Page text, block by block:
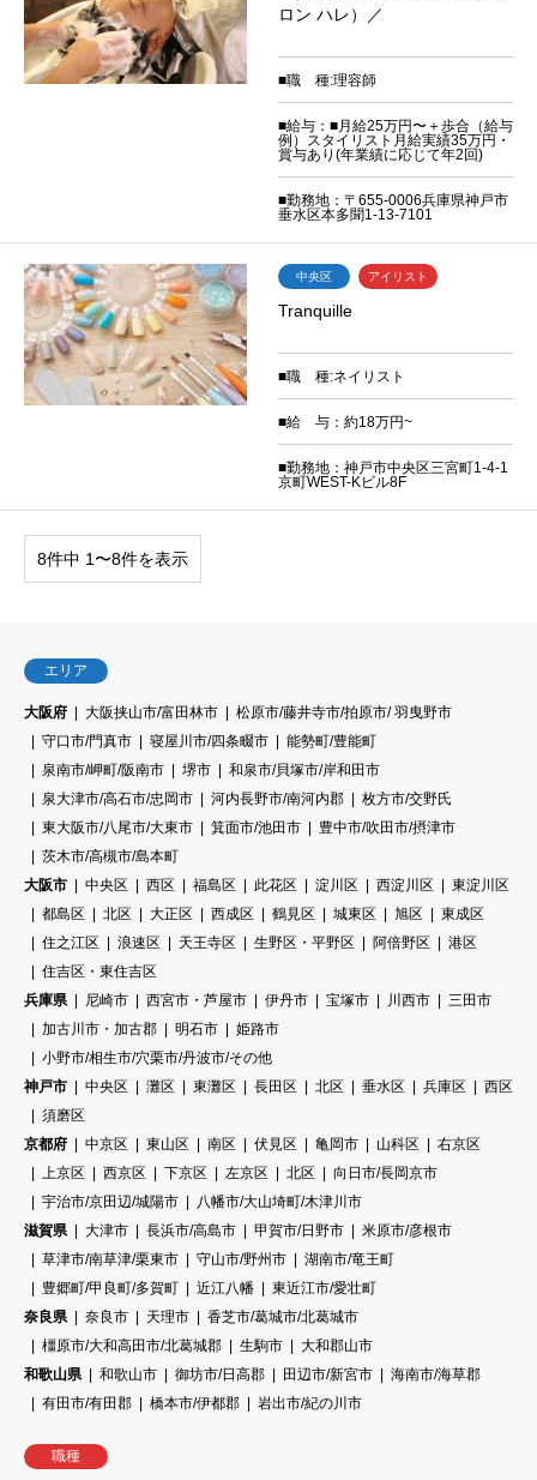
ロン ハレ）／
■職 種:理容師
■給与：■月給25万円〜＋歩合（給与
例）スタイリスト月給実績35万円・
賞与あり(年業績に応じて年2回)
■勤務地：〒655-0006兵庫県神戸市
垂水区本多聞1-13-7101
中央区 アイリスト
Tranquille
■職 種:ネイリスト
■給 与：約18万円~
■勤務地：神戸市中央区三宮町1-4-1
京町WEST-Kビル8F
8件中 1〜8件を表示
エリア
大阪府 大阪挟山市/富田林市
松原市/藤井寺市/拍原市/ 羽曳野市
守口市/門真市
寝屋川市/四条畷市
能勢町/豊能町
泉南市/岬町/阪南市
堺市
和泉市/貝塚市/岸和田市
泉大津市/高石市/忠岡市
河内長野市/南河内郡
枚方市/交野氏
東大阪市/八尾市/大東市
箕面市/池田市
豊中市/吹田市/摂津市
茨木市/高槻市/島本町
大阪市
中央区 西区 福島区 此花区 淀川区 西淀川区
東淀川区
都島区
北区 大正区 西成区 鶴見区 城東区 旭区
東成区
住之江区
浪速区 天王寺区 生野区・平野区 阿倍野区
港区
住吉区・東住吉区
兵庫県
尼崎市 西宮市・芦屋市 伊丹市 宝塚市 川西市
三田市
加古川市・加古郡
明石市
姫路市
小野市/相生市/穴栗市/丹波市/その他
神戸市
中央区 灘区 東灘区 長田区 北区 垂水区 兵庫区
西区
須磨区
京都府
中京区 東山区 南区 伏見区 亀岡市 山科区
右京区
上京区
西京区 下京区 左京区 北区
向日市/長岡京市
宇治市/京田辺/城陽市
八幡市/大山埼町/木津川市
滋賀県
大津市 長浜市/高島市 甲賀市/日野市
米原市/彦根市
草津市/南草津/栗東市
守山市/野州市
湖南市/竜王町
豊郷町/甲良町/多賀町
近江八幡
東近江市/愛壮町
奈良県
奈良市 天理市
香芝市/葛城市/北葛城市
橿原市/大和高田市/北葛城郡
生駒市
大和郡山市
和歌山県
和歌山市 御坊市/日高郡 田辺市/新宮市
海南市/海草郡
有田市/有田郡
橋本市/伊都郡 岩出市/紀の川市
職種